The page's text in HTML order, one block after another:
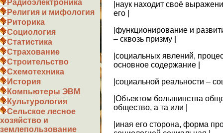
Радиоэлектроника
Религия и мифология
Риторика
Социология
Статистика
Страхование
Строительство
Схемотехника
История
Компьютеры ЭВМ
Культурология
Сельское лесное
хозяйство и
землепользование
|наук находит своё
его |
|функционирование и
– сквозь призму |
|социальных явлений,
основное содержание |
|социальной реальности –
|Объектом большинства
общество, а та или |
|иная его сторона, форма